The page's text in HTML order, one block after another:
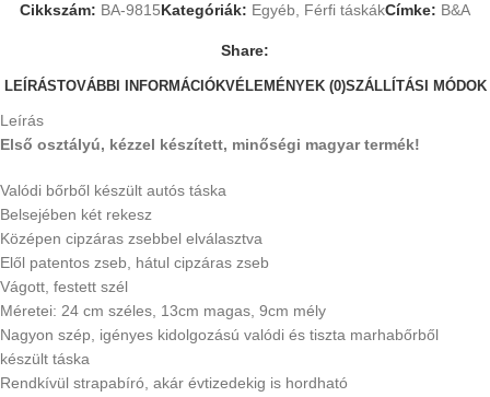
Cikkszám: BA-9815Kategóriák: Egyéb Férfi táskákCímke: B&A
Share:
LEÍRÁSTOVÁBBI INFORMÁCIÓKVÉLEMÉNYEK (0)SZÁLLÍTÁSI MÓDOK
Leírás
Első osztályú, kézzel készített, minőségi magyar termék!
Valódi bőrből készült autós táska
Belsejében két rekesz
Középen cipzáras zsebbel elválasztva
Elől patentos zseb, hátul cipzáras zseb
Vágott, festett szél
Méretei: 24 cm széles, 13cm magas, 9cm mély
Nagyon szép, igényes kidolgozású valódi és tiszta marhabőrből
készült táska
Rendkívül strapabíró, akár évtizedekig is hordható